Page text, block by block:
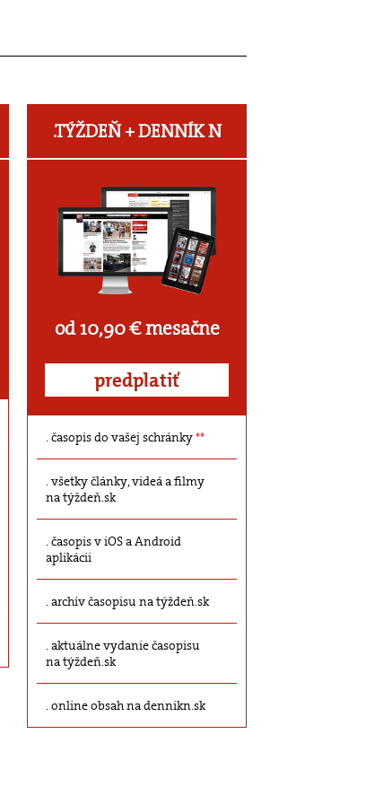
.TÝŽDEŇ +DENNÍK N
od 10,90 € mesačne
predplatiť
časopis do vašej schránky**
všetky články, videá a filmy
na týždeň.sk
časopis v iOS a Android
aplikácii
archív časopisu na týždeň.sk
aktuálne vydanie časopisu
na týždeň.sk
online obsah na dennikn.sk